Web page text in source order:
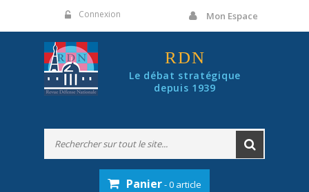
Connexion Mon Espace
RDN
Le débat stratégique
depuis 1939
Panier- 0 article